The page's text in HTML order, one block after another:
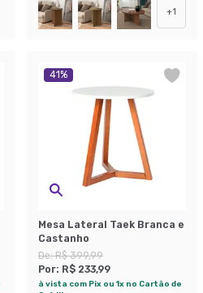
+1
41%
Mesa Lateral Taek Branca e
Castanho
De:R$ 399,99
Por: R$ 233,99
à vista com Pix ou 1x no Cartão de